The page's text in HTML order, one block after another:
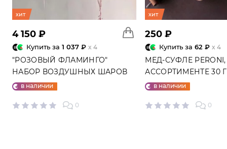
хит
4 150 ₽
Купить за 1 037 ₽ x 4
"РОЗОВЫЙ ФЛАМИНГО"
НАБОР ВОЗДУШНЫХ ШАРОВ
№25в наличии
0
хит
250 ₽
Купить за 62 ₽ x 4
МЕД-СУФЛЕ
АССОРТИМЕНТЕ 30
в наличии
0